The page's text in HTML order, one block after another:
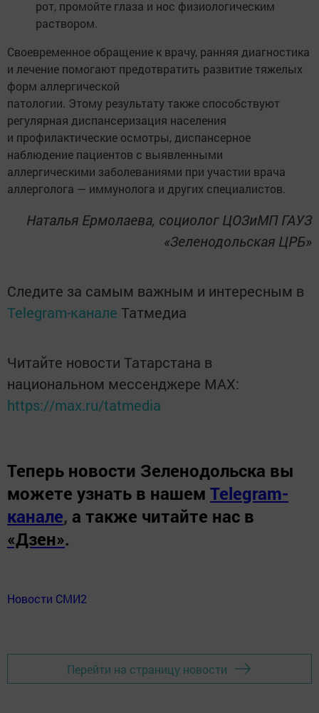
рот, промойте глаза и нос физиологическим
раствором.
Своевременное обращение к врачу, ранняя диагностика
и лечение помогают предотвратить развитие тяжелых
форм аллергической
патологии. Этому результату также способствуют
регулярная диспансеризация населения
и профилактические осмотры, диспансерное
наблюдение пациентов с выявленными
аллергическими заболеваниями при участии врача
аллерголога — иммунолога и других специалистов.
Наталья Ермолаева, социолог ЦОЗиМП ГАУЗ
«Зеленодольская ЦРБ»
Следите за самым важным и интересным в
Telegram-канале Татмедиа
Читайте новости Татарстана в
национальном мессенджере MАХ:
https://max.ru/tatmedia
Теперь новости Зеленодольска вы
можете узнать в нашем Telegram-
канале, а также читайте нас в
«Дзен».
Новости СМИ2
Перейти на страницу новости